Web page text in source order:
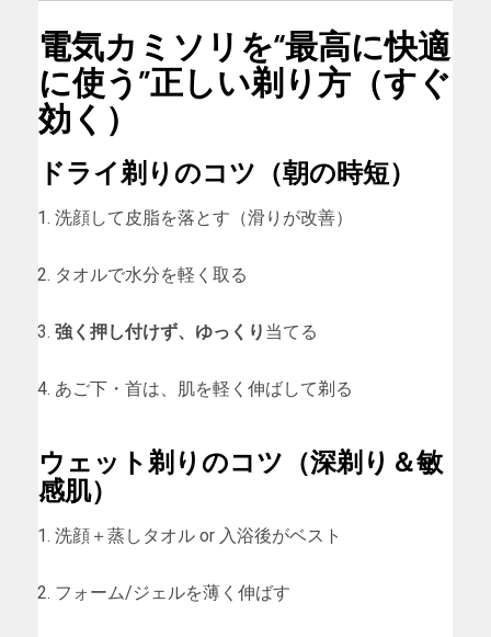
電気カミソリを“最高に快適
に使う”正しい剃り方（すぐ
効く）
ドライ剃りのコツ（朝の時短）
洗顔して皮脂を落とす（滑りが改善）
タオルで水分を軽く取る
強く押し付けず、ゆっくり 当てる
あご下・首は、肌を軽く伸ばして剃る
ウェット剃りのコツ（深剃り＆敏
感肌）
洗顔＋蒸しタオル or 入浴後がベスト
フォーム/ジェルを薄く伸ばす